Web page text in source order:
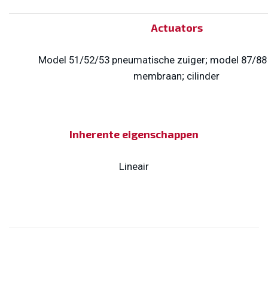
Actuators
Model 51/52/53 pneumatische zuiger; model 87/
membraan; cilinder
Inherente eigenschappen
Lineair